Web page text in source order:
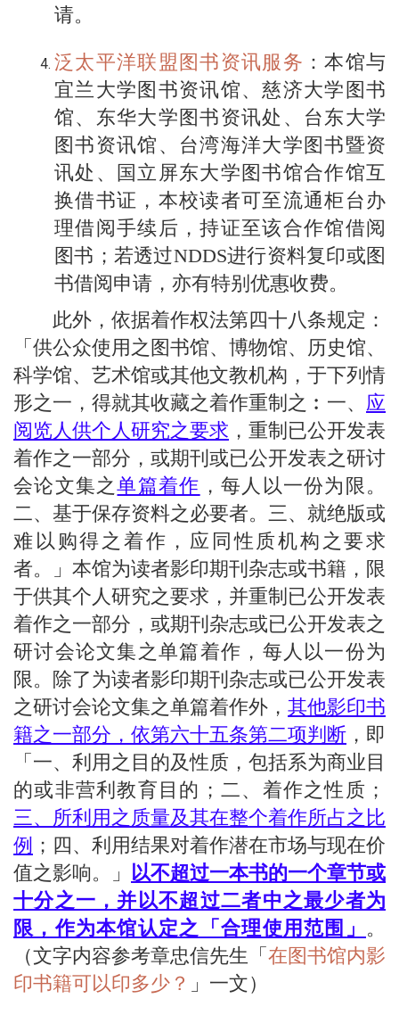
请。
泛太平洋联盟图书资讯服务 ：本馆与
宜兰大学图书资讯馆、慈济大学图书
馆、东华大学图书资讯处、台东大学
图书资讯馆、台湾海洋大学图书暨资
讯处、国立屏东大学图书馆合作馆互
换借书证，本校读者可至流通柜台办
理借阅手续后，持证至该合作馆借阅
图书；若透过NDDS进行资料复印或图
书借阅申请，亦有特别优惠收费。
此外，依据着作权法第四十八条规定：
「供公众使用之图书馆、博物馆、历史馆、
科学馆、艺术馆或其他文教机构，于下列情
形之一，得就其收藏之着作重制之︰一、 应
阅览人供个人研究之要求 ，重制已公开发表
着作之一部分，或期刊或已公开发表之研讨
会论文集之单篇着作 ，每人以一份为限。
二、基于保存资料之必要者。三、就绝版或
难以购得之着作，应同性质机构之要求
者。」本馆为读者影印期刊杂志或书籍，限
于供其个人研究之要求，并重制已公开发表
着作之一部分，或期刊杂志或已公开发表之
研讨会论文集之单篇着作，每人以一份为
限。除了为读者影印期刊杂志或已公开发表
之研讨会论文集之单篇着作外， 其他影印书
籍之一部分，依第六十五条第二项判断 ，即
「一、利用之目的及性质，包括系为商业目
的或非营利教育目的；二、着作之性质；
三、所利用之质量及其在整个着作所占之比
例 ；四、利用结果对着作潜在市场与现在价
值之影响。」
以不超过一本书的一个章节或
十分之一，并以不超过二者中之最少者为
限，作为本馆认定之「合理使用范围」 。
（文字内容参考章忠信先生「 在图书馆内影
印书籍可以印多少？ 」一文）